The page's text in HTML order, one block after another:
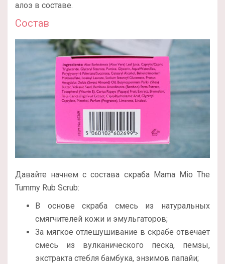
алоэ в составе.
Состав
Давайте начнем с состава скраба Mama Mio The
Tummy Rub Scrub:
В основе скраба смесь из натуральных
смягчителей кожи и эмульгаторов;
За мягкое отлешушивание в скрабе отвечает
смесь из вулканического песка, пемзы,
экстракта стебля бамбука, энзимов папайи;